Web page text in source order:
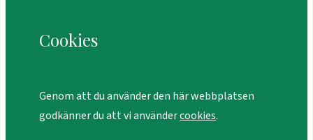
Cookies
Genom att du använder den här webbplatsen
godkänner du att vi användercookies.